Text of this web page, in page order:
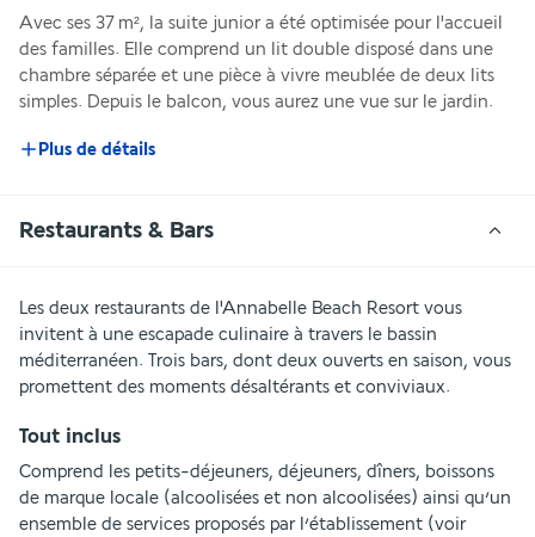
Avec ses 37 m², la suite junior a été optimisée pour l'accueil
des familles. Elle comprend un lit double disposé dans une
chambre séparée et une pièce à vivre meublée de deux lits
simples. Depuis le balcon, vous aurez une vue sur le jardin.
Plus de détails
Restaurants & Bars
Les deux restaurants de l'Annabelle Beach Resort vous
invitent à une escapade culinaire à travers le bassin
méditerranéen. Trois bars, dont deux ouverts en saison, vous
promettent des moments désaltérants et conviviaux.
Tout inclus
Comprend les petits-déjeuners, déjeuners, dîners, boissons
de marque locale (alcoolisées et non alcoolisées) ainsi qu’un
ensemble de services proposés par l’établissement (voir